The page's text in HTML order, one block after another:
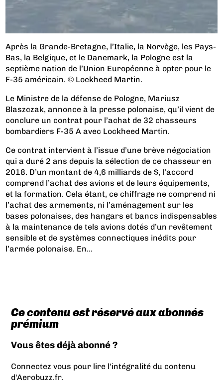
Après la Grande-Bretagne, l’Italie, la Norvège, les Pays-
Bas, la Belgique, et le Danemark, la Pologne est la
septième nation de l’Union Européenne à opter pour le
F-35 américain. © Lockheed Martin.
Le Ministre de la défense de Pologne, Mariusz
Blaszczak, annonce à la presse polonaise, qu’il vient de
conclure un contrat pour l’achat de 32 chasseurs
bombardiers F-35 A avec Lockheed Martin.
Ce contrat intervient à l’issue d’une brève négociation
qui a duré 2 ans depuis la sélection de ce chasseur en
2018. D’un montant de 4,6 milliards de $, l’accord
comprend l’achat des avions et de leurs équipements,
et la formation. Cela étant, ce chiffrage ne comprend ni
l’achat des armements, ni l’aménagement sur les
bases polonaises, des hangars et bancs indispensables
à la maintenance de tels avions dotés d’un revêtement
sensible et de systèmes connectiques inédits pour
l’armée polonaise. En...
Ce contenu est réservé aux abonnés
prémium
Vous êtes déjà abonné ?
Connectez vous pour lire l'intégralité du contenu
d'Aerobuzz.fr.